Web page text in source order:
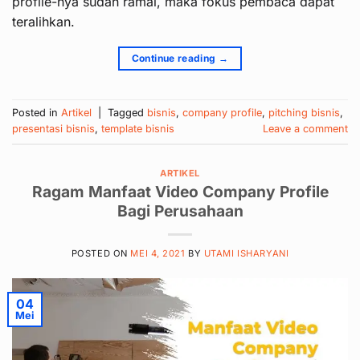
teralihkan.
Continue reading →
Posted in Artikel Tagged bisnis, company profile, pitching bisnis,
presentasi bisnis, template bisnis Leave a comment
ARTIKEL
Ragam Manfaat Video Company Profile
Bagi Perusahaan
POSTED ON MEI 4, 2021 BY UTAMI ISHARYANI
04
Mei